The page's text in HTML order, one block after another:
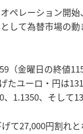
ペレーション開
して為替市場の
（金曜日の終値
たユーロ・円は
1.1350、そして
て27,000円割れ